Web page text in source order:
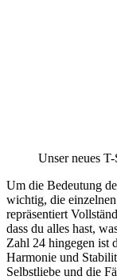
Unser neues
Um die Bedeutung
wichtig, die
repräsentiert
dass du alles hast,
Zahl 24 hingegen ist
Harmonie und
Selbstliebe und die